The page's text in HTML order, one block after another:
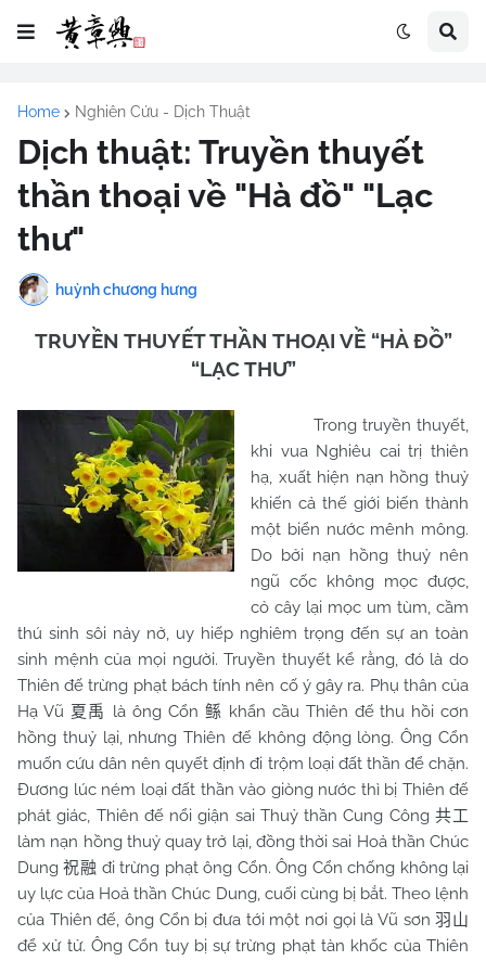
Home Nghiên Cứu - Dịch Thuật
Dịch thuật: Truyền thuyết
thần thoại về "Hà đồ" "Lạc
thư"
huỳnh chương hưng
TRUYỀN THUYẾT THẦN THOẠI VỀ “HÀ ĐỒ”
“LẠC THƯ”
Trong truyền thuyết,
khi vua Nghiêu cai trị thiên
hạ, xuất hiện nạn hồng thuỷ
khiến cả thế giới biến thành
một biển nước mênh mông.
Do bởi nạn hồng thuỷ nên
ngũ cốc không mọc được,
cỏ cây lại mọc um tùm, cầm
thú sinh sôi nảy nở, uy hiếp nghiêm trọng đến sự an toàn
sinh mệnh của mọi người. Truyền thuyết kể rằng, đó là do
Thiên đế trừng phạt bách tính nên cố ý gây ra. Phụ thân của
Hạ Vũ 夏禹 là ông Cổn 鲧 khẩn cầu Thiên đế thu hồi cơn
hồng thuỷ lại, nhưng Thiên đế không động lòng. Ông Cổn
muốn cứu dân nên quyết định đi trộm loại đất thần để chặn.
Đương lúc ném loại đất thần vào giòng nước thì bị Thiên đế
phát giác, Thiên đế nổi giận sai Thuỷ thần Cung Công 共工
làm nạn hồng thuỷ quay trở lại, đồng thời sai Hoả thần Chúc
Dung祝融 đi trừng phạt ông Cổn. Ông Cổn chống không lại
uy lực của Hoả thần Chúc Dung, cuối cùng bị bắt. Theo lệnh
của Thiên đế, ông Cổn bị đưa tới một nơi gọi là Vũ sơn羽山
để xử tử. Ông Cổn tuy bị sự trừng phạt tàn khốc của Thiên